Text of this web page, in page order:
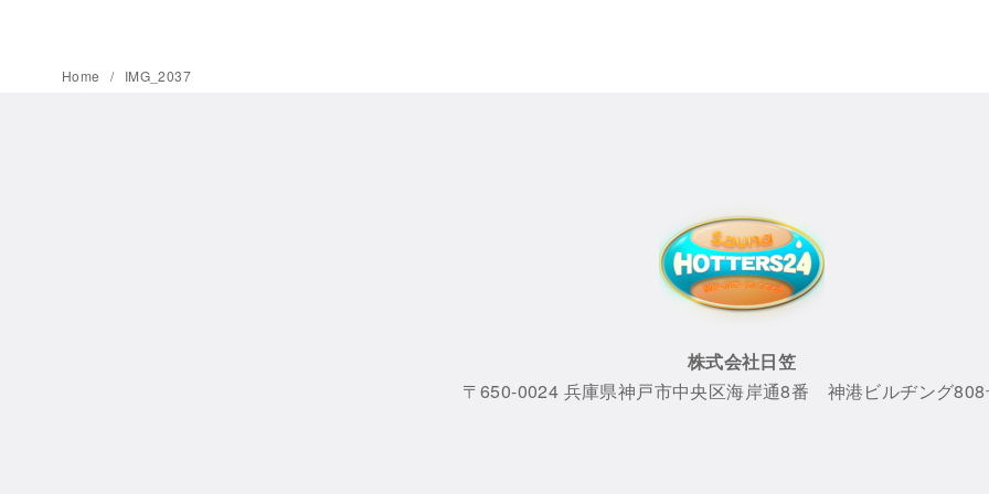
Home IMG_2037
株式会社日笠
〒650-0024 兵庫県神戸市中央区海岸通8番 神港ビルヂング